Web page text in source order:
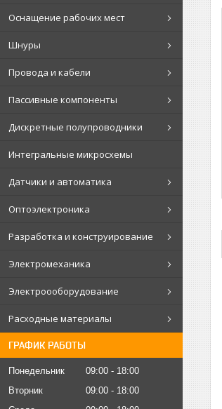
Оснащение рабочих мест
Шнуры
Провода и кабели
Пассивные компоненты
Дискретные полупроводники
Интегральные микросхемы
Датчики и автоматика
Оптоэлектроника
Разработка и конструирование
Электромеханика
Электроооборудование
Расходные материалы
ГРАФИК РАБОТЫ
Понедельник 09:00
18:00
Вторник
09:00
18:00